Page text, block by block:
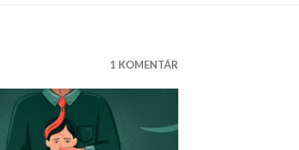
1 KOMENTÁR